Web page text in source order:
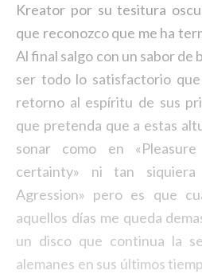
Kreator por su tesitura
que reconozco que me ha
Al final salgo con un sabor de
ser todo lo satisfactorio
retorno al espíritu de sus
que pretenda que a estas
sonar como en
certainty» ni tan
Agression» pero es que
aquellos días me queda
un disco que continua la
alemanes en sus últimos